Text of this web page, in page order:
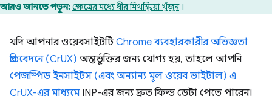
আরও জানতে পড়ুন:ক্ষেত্রের মধ্যে ধীর মিথস্ক্রিয়া খুঁজুন।
যদি আপনার ওয়েবসাইটটিChrome ব্যবহারকারীর অভিজ্ঞতা
প্রতিবেদনে (CrUX) অন্তর্ভুক্তির জন্য যোগ্য হয়, তাহলে আপনি
পেজস্পিড ইনসাইটস (এবং অন্যান্য মূল ওয়েব ভাইটাল) এ
CrUX-এর মাধ্যমে INP-এর জন্য দ্রুত ফিল্ড ডেটা পেতে পারেন।